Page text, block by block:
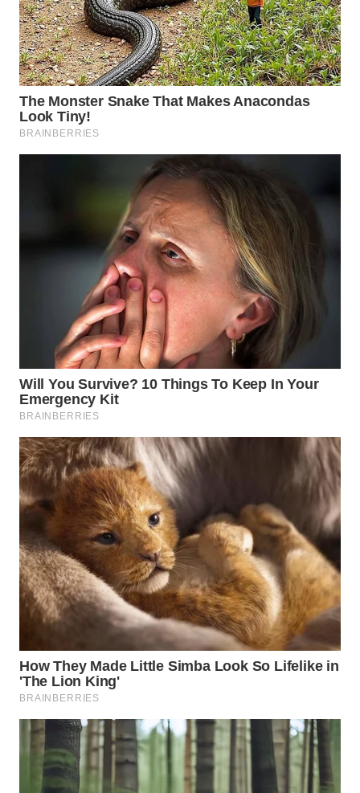
WN
TAPANULI
TENGAH
WN DELI
SERDANG
WN
PAKPAK
KARAWANG
WN
BEKASI
WN
WN
DEPOK
TAPANULI
UTARA
WN
SAMOSIR
WN
PADANG
LAWAS
WN
SUMEDANG